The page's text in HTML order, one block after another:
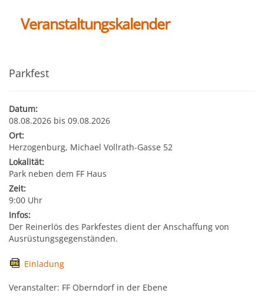
Politik
Amtstafel
Stadtnachrichten
Fotogalerien
Formulare
Gebühren (Verordnungen)
Gesundheit
Jugend
Institutionen & Vereine
Freizeitmöglichkeiten
Bauen & Wohnen
Abfall & Umwelt
Veranstaltungskalender
Heurigenkalender
Sehenswertes
Gastronomie
Kunst
Standortinformationen
Strategische Lage
Verkehr
Ausbildung und F&E
Wirtschaftsstruktur
Veranstaltungskalender
Parkfest
Datum:
08.08.2026 bis 09.08.2026
Ort:
Herzogenburg, Michael Vollrath-Gasse 52
Lokalität:
Park neben dem FF Haus
Zeit:
9:00 Uhr
Infos:
Der Reinerlös des Parkfestes dient der Anschaffung von
Ausrüstungsgegenständen.
Einladung
Veranstalter: FF Oberndorf in der Ebene